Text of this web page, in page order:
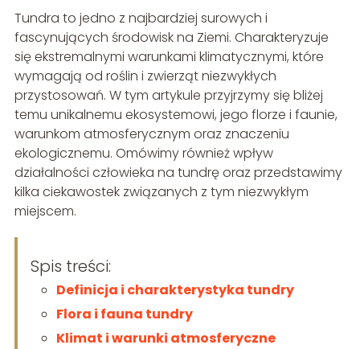
Tundra to jedno z najbardziej surowych i
fascynujących środowisk na Ziemi. Charakteryzuje
się ekstremalnymi warunkami klimatycznymi, które
wymagają od roślin i zwierząt niezwykłych
przystosowań. W tym artykule przyjrzymy się bliżej
temu unikalnemu ekosystemowi, jego florze i faunie,
warunkom atmosferycznym oraz znaczeniu
ekologicznemu. Omówimy również wpływ
działalności człowieka na tundrę oraz przedstawimy
kilka ciekawostek związanych z tym niezwykłym
miejscem.
Spis treści:
Definicja i charakterystyka tundry
Flora i fauna tundry
Klimat i warunki atmosferyczne